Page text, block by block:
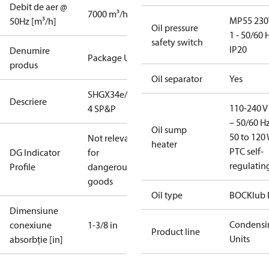
Debit de aer @
50Hz [m³/h]
7000 m³/h
Denumire
produs
Package Unit
Descriere
SHGX34e/315-
4 SP&P
DG Indicator
Profile
Not relevant
for
dangerous
goods
Dimensiune
conexiune
absorbție [in]
1-3/8 in
Oil pressure
safety switch
MP55
1 - 50/60
IP20
Oil separator Yes
Oil sump
heater
110-240
– 50/60
50 to 120
PTC self-
Oil type BOCKlub
Product line
Units